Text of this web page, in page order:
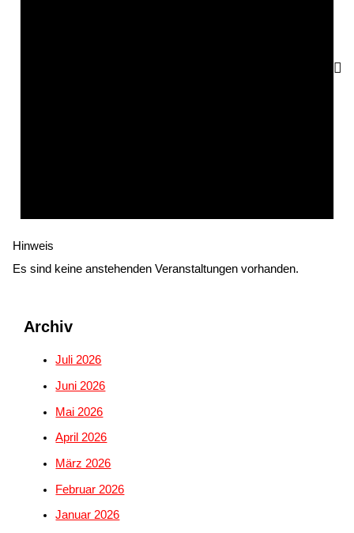
Hinweis
Es sind keine anstehenden Veranstaltungen vorhanden.
Archiv
Juli 2026
Juni 2026
Mai 2026
April 2026
März 2026
Februar 2026
Januar 2026